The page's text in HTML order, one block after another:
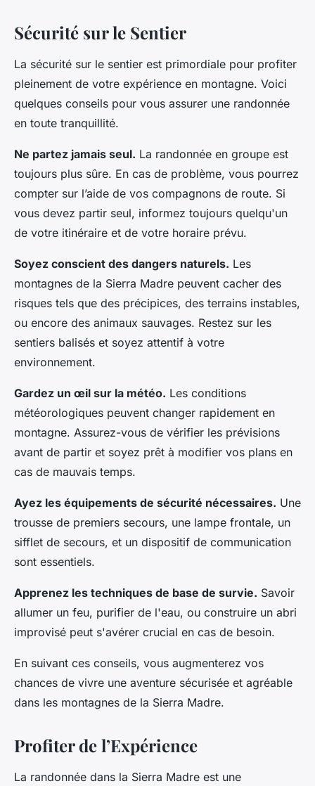
Sécurité sur le Sentier
La sécurité sur le sentier est primordiale pour profiter
pleinement de votre expérience en montagne. Voici
quelques conseils pour vous assurer une randonnée
en toute tranquillité.
Ne partez jamais seul. La randonnée en groupe est
toujours plus sûre. En cas de problème, vous pourrez
compter sur l’aide de vos compagnons de route. Si
vous devez partir seul, informez toujours quelqu'un
de votre itinéraire et de votre horaire prévu.
Soyez conscient des dangers naturels. Les
montagnes de la Sierra Madre peuvent cacher des
risques tels que des précipices, des terrains instables,
ou encore des animaux sauvages. Restez sur les
sentiers balisés et soyez attentif à votre
environnement.
Gardez un œil sur la météo. Les conditions
météorologiques peuvent changer rapidement en
montagne. Assurez-vous de vérifier les prévisions
avant de partir et soyez prêt à modifier vos plans en
cas de mauvais temps.
Ayez les équipements de sécurité nécessaires. Une
trousse de premiers secours, une lampe frontale, un
sifflet de secours, et un dispositif de communication
sont essentiels.
Apprenez les techniques de base de survie. Savoir
allumer un feu, purifier de l'eau, ou construire un abri
improvisé peut s'avérer crucial en cas de besoin.
En suivant ces conseils, vous augmenterez vos
chances de vivre une aventure sécurisée et agréable
dans les montagnes de la Sierra Madre.
Profiter de l’Expérience
La randonnée dans la Sierra Madre est une